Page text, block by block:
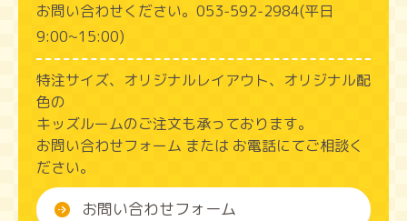
お問い合わせください。053‑592‑2984(平日
9:00~15:00)
特注サイズ、オリジナルレイアウト、オリジナル配
色の
キッズルームのご注文も承っております。
お問い合わせフォーム または お電話にてご相談く
ださい。
お問い合わせフォーム